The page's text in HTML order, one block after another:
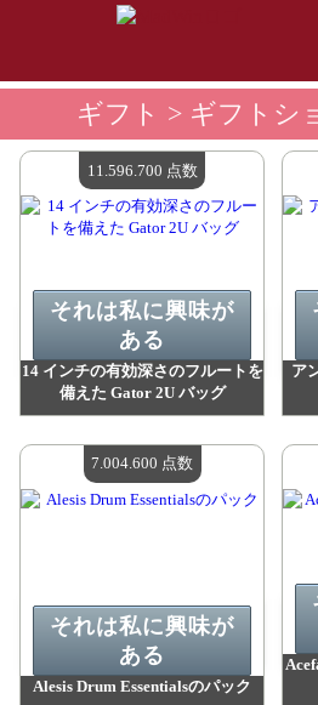
ギフト > ギフトショッ
14 インチの有効深さのフルートを
備えた Gator 2U バッグ
利用可能な数量：4
それは私に興味が
ある
11.596.700 点数
ア
Alesis Drum Essentialsのパック
それは私に興味が
ある
7.004.600 点数